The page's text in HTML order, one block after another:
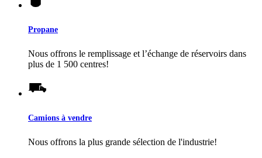
Propane
Nous offrons le remplissage et l’échange de réservoirs dans
plus de 1 500 centres!
Camions à vendre
Nous offrons la plus grande sélection de l'industrie!